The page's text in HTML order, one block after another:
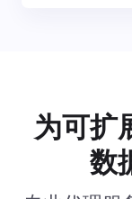
为可扩
数